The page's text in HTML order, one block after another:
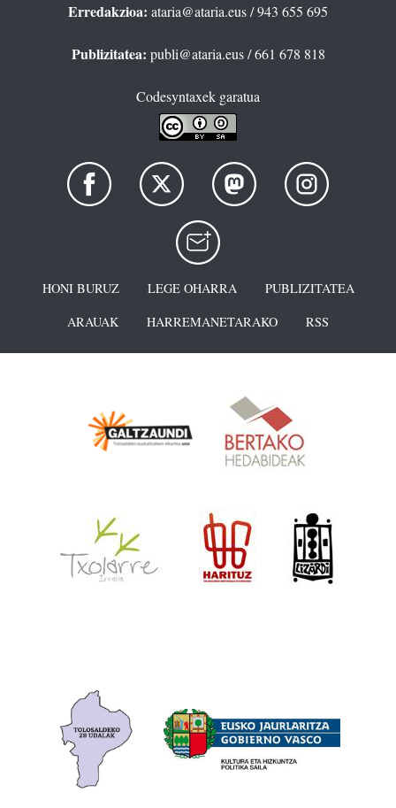
Erredakzioa: ataria@ataria.eus/ 943 655 695
Publizitatea: publi@ataria.eus/ 661 678 818
Codesyntaxek garatua
HONI BURUZ LEGE OHARRA
PUBLIZITATEA
ARAUAK
HARREMANETARAKO RSS